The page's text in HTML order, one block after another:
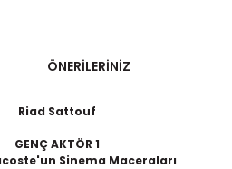
ÖNERILERINIZ
Riad Sattouf
GENÇ AKTÖR 1
Sinema Maceraları